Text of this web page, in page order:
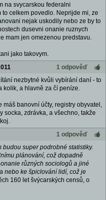
na svycarskou federalni
celkem povedlo. Neprijde mi, ze
nejak uskodily nebo ze by to
dusevni onanie ruznych
mam jen omezenou predstavu.
jako takovym.
1 odpověď
nezbytné kvůli vybírání daní - to
kolik, a hlavně za čí peníze.
banovní účty, registry obyvatel,
socka, zdrávka, a všechno, takže
1 odpověď
budou super podrobné statistiky.
plánování, což dopadně
různých sociologů a jiné
nebo ke špiclování lidí, což je
160 let švýcarských censů, o